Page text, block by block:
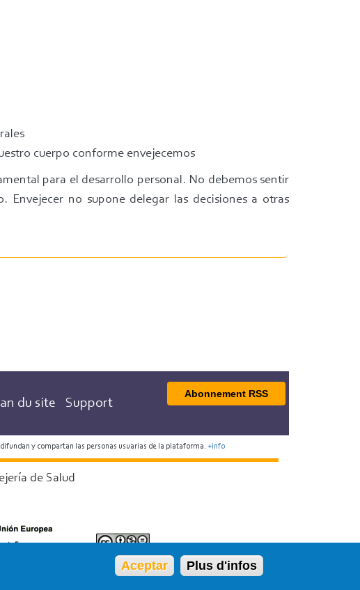
cuerpo conforme envejecemos
para el desarrollo personal. No debemos sentir
no supone delegar las decisiones a otras
du site Support
Abonnement RSS
y compartan las personas usuarias de la plataforma. +info
de Salud
Aceptar Plus d'infos